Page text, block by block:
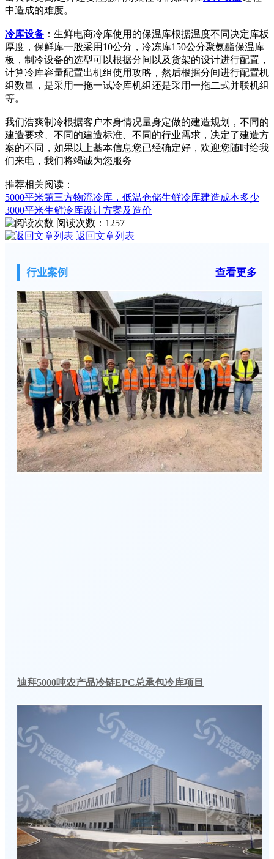
中造成的难度。
冷库设备 ：生鲜电商冷库使用的保温库根据温度不同决定库板
厚度，保鲜库一般采用10公分，冷冻库150公分聚氨酯保温库
板，制冷设备的选型可以根据分间以及货架的设计进行配置，
计算冷库容量配置出机组使用攻略，然后根据分间进行配置机
组数量，是采用一拖一试冷库机组还是采用一拖二式并联机组
等。
我们浩爽制冷根据客户本身情况量身定做的建造规划，不同的
建造要求、不同的建造标准、不同的行业需求，决定了建造方
案的不同，如果以上基本信息您已经确定好，欢迎您随时给我
们来电，我们将竭诚为您服务
推荐相关阅读：
5000平米第三方物流冷库，低温仓储生鲜冷库建造成本多少
3000平米生鲜冷库设计方案及造价
阅读次数： 1257
返回文章列表
行业案例 查看更多
迪拜5000吨农产品冷链EPC总承包冷库项目